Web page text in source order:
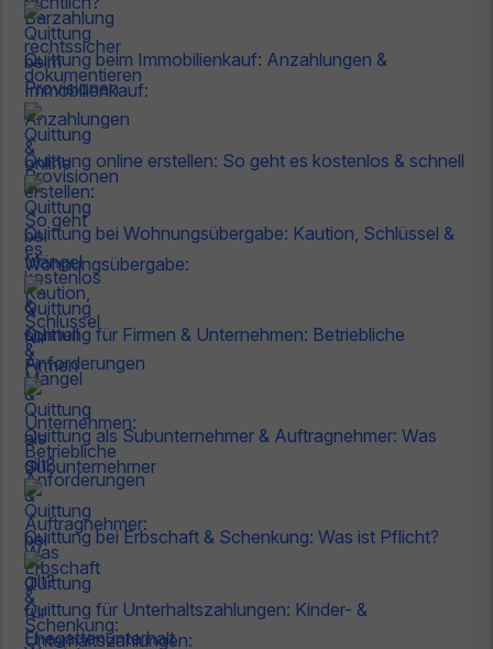
Quittung beim Immobilienkauf: Anzahlungen &
Provisionen
Quittung online erstellen: So geht es kostenlos & schnell
Quittung bei Wohnungsübergabe: Kaution, Schlüssel &
Mängel
Quittung für Firmen & Unternehmen: Betriebliche
Anforderungen
Quittung als Subunternehmer & Auftragnehmer: Was
gilt?
Quittung bei Erbschaft & Schenkung: Was ist Pflicht?
Quittung für Unterhaltszahlungen: Kinder- &
Ehegattenunterhalt